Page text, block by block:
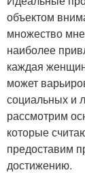
объектом
множество
наиболее
каждая
может
социальных и
рассмотрим
которые
предоставим
достижению.